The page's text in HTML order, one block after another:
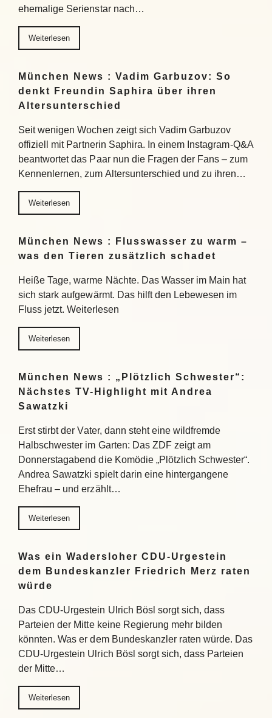
ehemalige Serienstar nach…
Weiterlesen
München News : Vadim Garbuzov: So
denkt Freundin Saphira über ihren
Altersunterschied
Seit wenigen Wochen zeigt sich Vadim Garbuzov
offiziell mit Partnerin Saphira. In einem Instagram-Q&A
beantwortet das Paar nun die Fragen der Fans – zum
Kennenlernen, zum Altersunterschied und zu ihren…
Weiterlesen
München News : Flusswasser zu warm –
was den Tieren zusätzlich schadet
Heiße Tage, warme Nächte. Das Wasser im Main hat
sich stark aufgewärmt. Das hilft den Lebewesen im
Fluss jetzt. Weiterlesen
Weiterlesen
München News : „Plötzlich Schwester“:
Nächstes TV-Highlight mit Andrea
Sawatzki
Erst stirbt der Vater, dann steht eine wildfremde
Halbschwester im Garten: Das ZDF zeigt am
Donnerstagabend die Komödie „Plötzlich Schwester“.
Andrea Sawatzki spielt darin eine hintergangene
Ehefrau – und erzählt…
Weiterlesen
Was ein Wadersloher CDU-Urgestein
dem Bundeskanzler Friedrich Merz raten
würde
Das CDU-Urgestein Ulrich Bösl sorgt sich, dass
Parteien der Mitte keine Regierung mehr bilden
könnten. Was er dem Bundeskanzler raten würde. Das
CDU-Urgestein Ulrich Bösl sorgt sich, dass Parteien
der Mitte…
Weiterlesen